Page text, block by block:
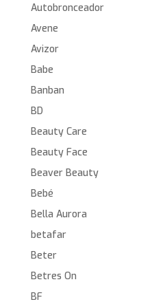
Autobronceador
Avene
Avizor
Babe
Banban
BD
Beauty Care
Beauty Face
Beaver Beauty
Bebé
Bella Aurora
betafar
Beter
Betres On
BF